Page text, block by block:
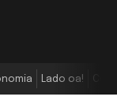
Lado oa!